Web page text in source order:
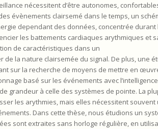
nécessitent d’être autonomes,
évènements clairsemé dans le temps, un
dependant des données, concentrée
les battements cardiaques arythmiques et
de caractéristiques dans un
la nature clairsemée du signal. De plus, une
sur la recherche de moyens de mettre en
basé sur les événements avec
grandeur à celle des systèmes de pointe. La
les arythmies, mais elles nécessitent souvent
Dans cette thèse, nous étudions un
sont extraites sans horloge régulière, en